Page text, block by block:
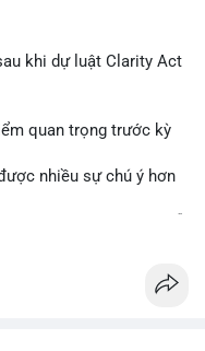
khi dự luật Clarity Act
quan trọng trước kỳ
nhiều sự chú ý hơn